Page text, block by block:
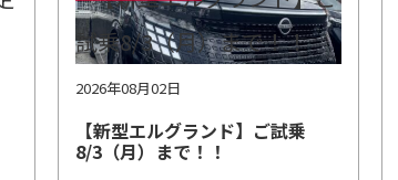
2026年08月02日
【新型エルグランド】ご試乗
8/3（月）まで！！